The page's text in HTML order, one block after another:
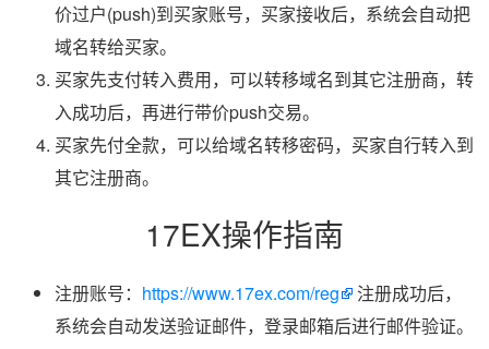
价过户(push)到买家账号，买家接收后，系统会自动把
域名转给买家。
买家先支付转入费用，可以转移域名到其它注册商，转
入成功后，再进行带价push交易。
买家先付全款，可以给域名转移密码，买家自行转入到
其它注册商。
17EX操作指南
注册账号： https://www.17ex.com/reg
注册成功后，
系统会自动发送验证邮件，登录邮箱后进行邮件验证。